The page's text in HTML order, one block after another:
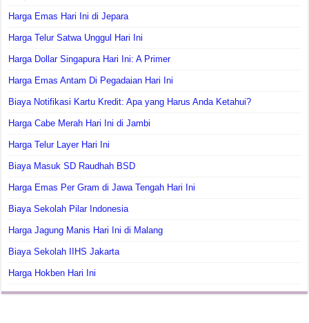
Harga Emas Hari Ini di Jepara
Harga Telur Satwa Unggul Hari Ini
Harga Dollar Singapura Hari Ini: A Primer
Harga Emas Antam Di Pegadaian Hari Ini
Biaya Notifikasi Kartu Kredit: Apa yang Harus Anda Ketahui?
Harga Cabe Merah Hari Ini di Jambi
Harga Telur Layer Hari Ini
Biaya Masuk SD Raudhah BSD
Harga Emas Per Gram di Jawa Tengah Hari Ini
Biaya Sekolah Pilar Indonesia
Harga Jagung Manis Hari Ini di Malang
Biaya Sekolah IIHS Jakarta
Harga Hokben Hari Ini